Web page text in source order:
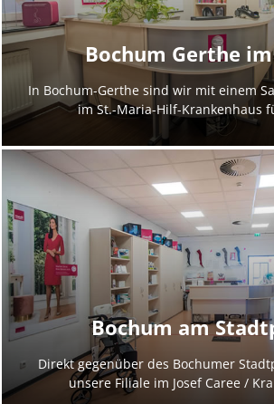
Bochum Gerthe
In Bochum-Gerthe sind wir mit einem
im St.-Maria-Hilf-Krankenhaus
Bochum am
Direkt gegenüber des Bochumer
unsere Filiale im Josef Caree /